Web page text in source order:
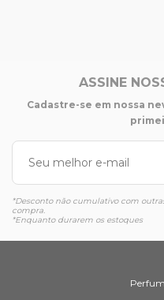
ASSINE
Cadastre-se em nossa
*Desconto não cumulativo com
compra.
*Enquanto durarem os estoques